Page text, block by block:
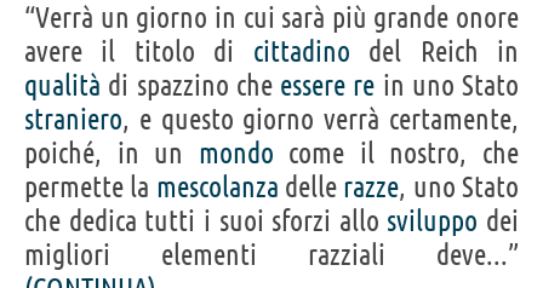
“Verrà un giorno in cui sarà più grande onore
avere il titolo di cittadino del Reich in
qualità di spazzino che essere re in uno Stato
straniero, e questo giorno verrà certamente,
poiché, in un mondo come il nostro, che
permette la mescolanza delle razze, uno Stato
che dedica tutti i suoi sforzi allo sviluppo dei
migliori elementi razziali deve...”